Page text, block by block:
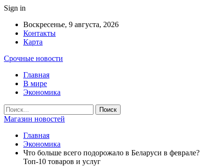
Sign in
Воскресенье, 9 августа, 2026
Контакты
Карта
Срочные новости
Главная
В мире
Экономика
Магазин новостей
Главная
Экономика
Что больше всего подорожало в Беларуси в феврале?
Топ-10 товаров и услуг